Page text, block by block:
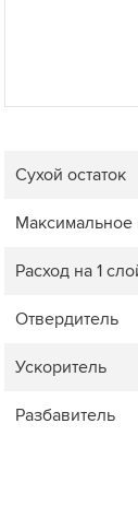
Сухой остаток
Максимальное
Расход на 1
Отвердитель
Ускоритель
Разбавитель